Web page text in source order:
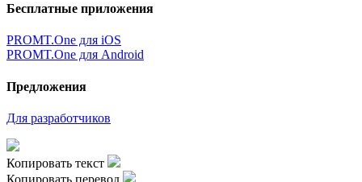
Бесплатные приложения
PROMT.One для iOS
PROMT.One для Android
Предложения
Для разработчиков
Копировать текст
Копировать перевод